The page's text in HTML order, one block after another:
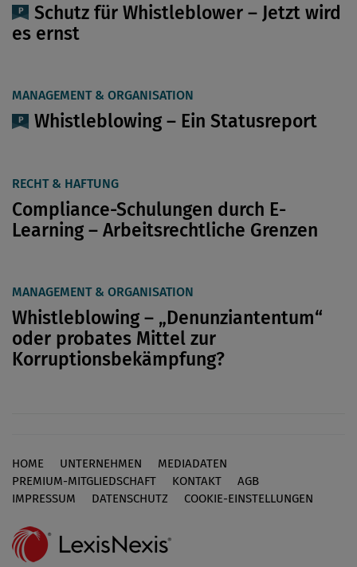
Schutz für Whistleblower – Jetzt wird
es ernst
MANAGEMENT & ORGANISATION
Whistleblowing – Ein Statusreport
RECHT & HAFTUNG
Compliance-Schulungen durch E-
Learning – Arbeitsrechtliche Grenzen
MANAGEMENT & ORGANISATION
Whistleblowing – „Denunziantentum“
oder probates Mittel zur
Korruptionsbekämpfung?
Footer
HOME UNTERNEHMEN
MEDIADATEN
PREMIUM-MITGLIEDSCHAFT
KONTAKT
AGB
IMPRESSUM
DATENSCHUTZ COOKIE-EINSTELLUNGEN